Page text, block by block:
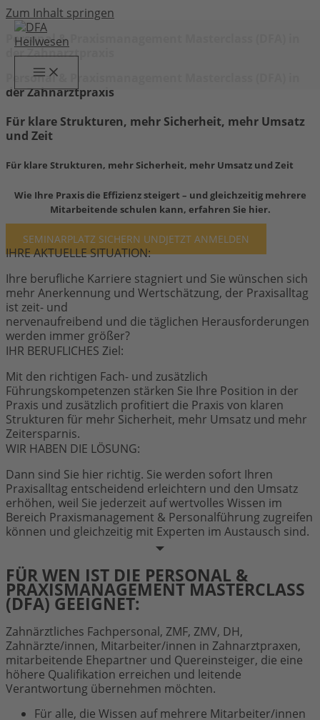
Zum Inhalt springen
Personal & Praxismanagement Masterclass (DFA) in
der Zahnarztpraxis
Personal & Praxismanagement Masterclass (DFA) in
der Zahnarztpraxis
Für klare Strukturen, mehr Sicherheit, mehr Umsatz
und Zeit
Für klare Strukturen, mehr Sicherheit, mehr Umsatz und Zeit
Wie Ihre Praxis die Effizienz steigert – und gleichzeitig mehrere
Mitarbeitende schulen kann, erfahren Sie hier.
SEMINARPLATZ SICHERN UNDJETZT ANMELDEN
IHRE AKTUELLE SITUATION:
Ihre berufliche Karriere stagniert und Sie wünschen sich
mehr Anerkennung und Wertschätzung, der Praxisalltag
ist zeit- und
nervenaufreibend und die täglichen Herausforderungen
werden immer größer?
IHR BERUFLICHES Ziel:
Mit den richtigen Fach- und zusätzlich
Führungskompetenzen stärken Sie Ihre Position in der
Praxis und zusätzlich profitiert die Praxis von klaren
Strukturen für mehr Sicherheit, mehr Umsatz und mehr
Zeitersparnis.
WIR HABEN DIE LÖSUNG:
Dann sind Sie hier richtig. Sie werden sofort Ihren
Praxisalltag entscheidend erleichtern und den Umsatz
erhöhen, weil Sie jederzeit auf wertvolles Wissen im
Bereich Praxismanagement & Personalführung zugreifen
können und gleichzeitig mit Experten im Austausch sind.
FÜR WEN IST DIE PERSONAL &
PRAXISMANAGEMENT MASTERCLASS
(DFA) GEEIGNET:
Zahnärztliches Fachpersonal, ZMF, ZMV, DH,
Zahnärzte/innen, Mitarbeiter/innen in Zahnarztpraxen,
mitarbeitende Ehepartner und Quereinsteiger, die eine
höhere Qualifikation erreichen und leitende
Verantwortung übernehmen möchten.
Für alle, die Wissen auf mehrere Mitarbeiter/innen